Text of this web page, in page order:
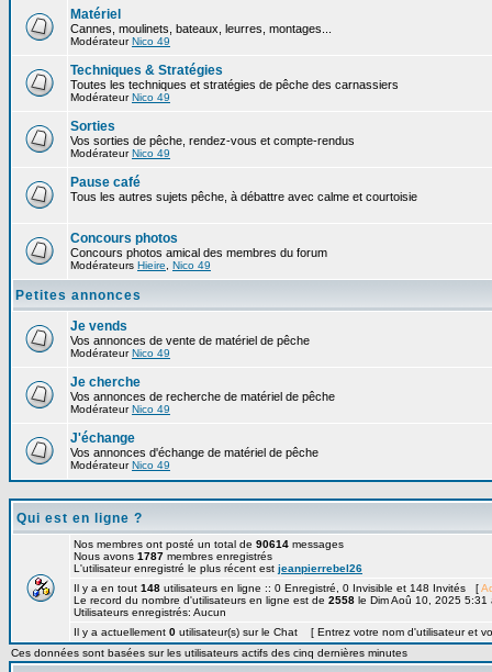
Matériel
Cannes, moulinets, bateaux, leurres, montages...
ModérateurNico 49
Techniques & Stratégies
Toutes les techniques et stratégies de pêche des carnassiers
ModérateurNico 49
Sorties
Vos sorties de pêche, rendez-vous et compte-rendus
ModérateurNico 49
Pause café
Tous les autres sujets pêche, à débattre avec calme et courtoisie
Concours photos
Concours photos amical des membres du forum
Modérateurs Hieire Nico 49
Petites annonces
Je vends
Vos annonces de vente de matériel de pêche
ModérateurNico 49
Je cherche
Vos annonces de recherche de matériel de pêche
ModérateurNico 49
J'échange
Vos annonces d'échange de matériel de pêche
ModérateurNico 49
Qui est en ligne ?
Nos membres ont posté un total de 90614 messages
Nous avons 1787 membres enregistrés
L'utilisateur enregistré le plus récent est jeanpierrebel26
Il y a en tout 148 utilisateurs en ligne :: 0 Enregistré, 0 Invisible et 148 Invités [
Le record du nombre d'utilisateurs en ligne est de 2558 le Dim Aoû 10, 2025 5:31
Utilisateurs enregistrés: Aucun
Il y a actuellement 0 utilisateur(s) sur le Chat [ Entrez votre nom d'utilisateur et
Ces données sont basées sur les utilisateurs actifs des cinq dernières minutes